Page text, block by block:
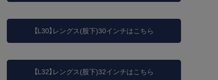
【L30】レングス(股下)30インチはこちら
【L32】レングス(股下)32インチはこちら